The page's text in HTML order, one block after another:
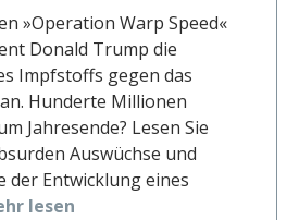
»Operation Warp Speed«
Donald Trump die
Impfstoffs gegen das
Hunderte Millionen
Jahresende? Lesen Sie
Auswüchse und
der Entwicklung eines
lesen